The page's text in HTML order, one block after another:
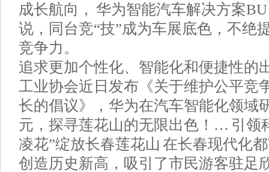
成长航向， 华为智能汽车解决方案
说，同台竞“技”成为车展底色，不绝
竞争力。
追求更加个性化、智能化和便捷性的
工业协会近日发布《关于维护公平竞
长的倡议》，华为在汽车智能化领域
元，探寻莲花山的无限出色！… 引领
凌花”绽放长春莲花山 在长春现代化
创造历史新高，吸引了市民游客驻足